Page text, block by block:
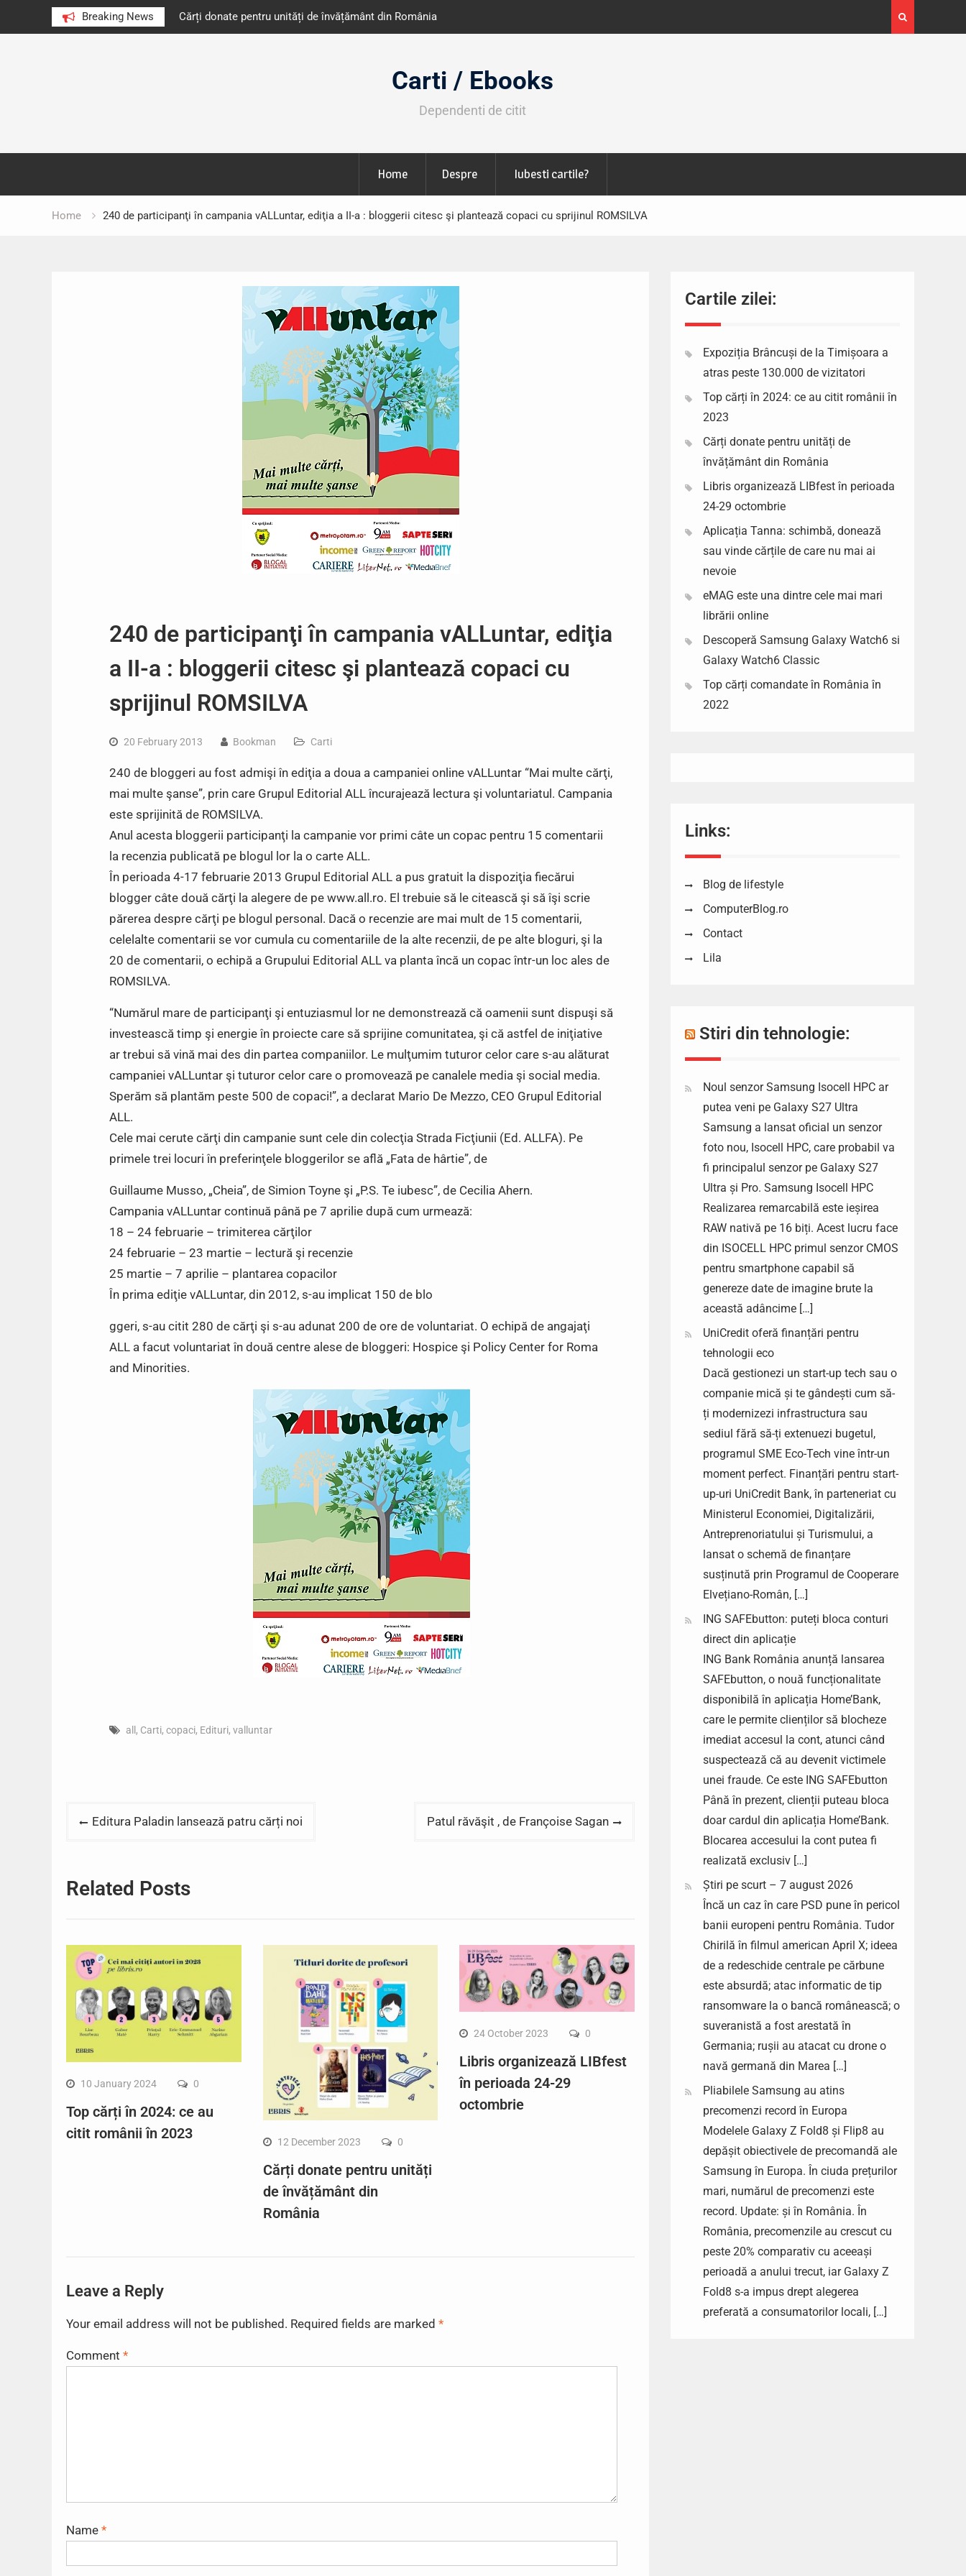
Breaking News
au citit românii în 2023 Cărți donate pentru unități de învățământ din România
octombrie
Expoziția Brâncuși de la Timișoara a atras peste
130.000 de vizitatori
Carti / Ebooks
Dependenti de citit
Home Despre Iubesti cartile?
Home 240 de participanţi în campania vALLuntar, ediţia a II-a : bloggerii citesc şi plantează copaci cu sprijinul ROMSILVA
240 de participanţi în campania vALLuntar, ediţia
a II-a : bloggerii citesc şi plantează copaci cu
sprijinul ROMSILVA
20 February 2013 Bookman Carti
240 de bloggeri au fost admişi în ediţia a doua a campaniei online vALLuntar “Mai multe cărţi,
mai multe şanse”, prin care Grupul Editorial ALL încurajează lectura şi voluntariatul. Campania
este sprijinită de ROMSILVA.
Anul acesta bloggerii participanţi la campanie vor primi câte un copac pentru 15 comentarii
la recenzia publicată pe blogul lor la o carte ALL.
În perioada 4-17 februarie 2013 Grupul Editorial ALL a pus gratuit la dispoziţia fiecărui
blogger câte două cărţi la alegere de pe www.all.ro. El trebuie să le citească şi să îşi scrie
părerea despre cărţi pe blogul personal. Dacă o recenzie are mai mult de 15 comentarii,
celelalte comentarii se vor cumula cu comentariile de la alte recenzii, de pe alte bloguri, şi la
20 de comentarii, o echipă a Grupului Editorial ALL va planta încă un copac într-un loc ales de
ROMSILVA.
“Numărul mare de participanţi şi entuziasmul lor ne demonstrează că oamenii sunt dispuşi să
investească timp şi energie în proiecte care să sprijine comunitatea, şi că astfel de iniţiative
ar trebui să vină mai des din partea companiilor. Le mulţumim tuturor celor care s-au alăturat
campaniei vALLuntar şi tuturor celor care o promovează pe canalele media şi social media.
Sperăm să plantăm peste 500 de copaci!”, a declarat Mario De Mezzo, CEO Grupul Editorial
ALL.
Cele mai cerute cărţi din campanie sunt cele din colecţia Strada Ficţiunii (Ed. ALLFA). Pe
primele trei locuri în preferinţele bloggerilor se află „Fata de hârtie”, de
Guillaume Musso, „Cheia”, de Simion Toyne şi „P.S. Te iubesc”, de Cecilia Ahern.
Campania vALLuntar continuă până pe 7 aprilie după cum urmează:
18 – 24 februarie – trimiterea cărţilor
24 februarie – 23 martie – lectură şi recenzie
25 martie – 7 aprilie – plantarea copacilor
În prima ediţie vALLuntar, din 2012, s-au implicat 150 de blo
ggeri, s-au citit 280 de cărţi şi s-au adunat 200 de ore de voluntariat. O echipă de angajaţi
ALL a facut voluntariat în două centre alese de bloggeri: Hospice şi Policy Center for Roma
and Minorities.
all , Carti, copaci, Edituri, valluntar
PostEditura Paladin lansează patru cărți noi Patul răvăşit , de Françoise Sagan
Related Posts
10 January 2024 0
Top cărți în 2024: ce au
citit românii în 2023
12 December 2023 0
Cărți donate pentru unități
de învățământ din
România
24 October 2023 0
Libris organizează LIBfest
în perioada 24-29
octombrie
Leave a Reply
Your email address will not be published. Required fields are marked *
Comment *
Name *
Cartile zilei:
Expoziția Brâncuși de la Timișoara a
atras peste 130.000 de vizitatori
Top cărți în 2024: ce au citit românii în
2023
Cărți donate pentru unități de
învățământ din România
Libris organizează LIBfest în perioada
24-29 octombrie
Aplicația Tanna: schimbă, donează
sau vinde cărțile de care nu mai ai
nevoie
eMAG este una dintre cele mai mari
librării online
Descoperă Samsung Galaxy Watch6 si
Galaxy Watch6 Classic
Top cărți comandate în România în
2022
Links:
Blog de lifestyle
ComputerBlog.ro
Contact
Lila
Stiri din tehnologie:
Noul senzor Samsung Isocell HPC ar
putea veni pe Galaxy S27 Ultra
Samsung a lansat oficial un senzor
foto nou, Isocell HPC, care probabil va
fi principalul senzor pe Galaxy S27
Ultra și Pro. Samsung Isocell HPC
Realizarea remarcabilă este ieșirea
RAW nativă pe 16 biți. Acest lucru face
din ISOCELL HPC primul senzor CMOS
pentru smartphone capabil să
genereze date de imagine brute la
această adâncime […]
UniCredit oferă finanțări pentru
tehnologii eco
Dacă gestionezi un start-up tech sau o
companie mică și te gândești cum să-
ți modernizezi infrastructura sau
sediul fără să-ți extenuezi bugetul,
programul SME Eco-Tech vine într-un
moment perfect. Finanțări pentru start-
up-uri UniCredit Bank, în parteneriat cu
Ministerul Economiei, Digitalizării,
Antreprenoriatului și Turismului, a
lansat o schemă de finanțare
susținută prin Programul de Cooperare
Elvețiano-Român, […]
ING SAFEbutton: puteți bloca conturi
direct din aplicație
ING Bank România anunță lansarea
SAFEbutton, o nouă funcționalitate
disponibilă în aplicația Home’Bank,
care le permite clienților să blocheze
imediat accesul la cont, atunci când
suspectează că au devenit victimele
unei fraude. Ce este ING SAFEbutton
Până în prezent, clienții puteau bloca
doar cardul din aplicația Home’Bank.
Blocarea accesului la cont putea fi
realizată exclusiv […]
Știri pe scurt – 7 august 2026
Încă un caz în care PSD pune în pericol
banii europeni pentru România. Tudor
Chirilă în filmul american April X; ideea
de a redeschide centrale pe cărbune
este absurdă; atac informatic de tip
ransomware la o bancă românească; o
suveranistă a fost arestată în
Germania; rușii au atacat cu drone o
navă germană din Marea […]
Pliabilele Samsung au atins
precomenzi record în Europa
Modelele Galaxy Z Fold8 și Flip8 au
depășit obiectivele de precomandă ale
Samsung în Europa. În ciuda prețurilor
mari, numărul de precomenzi este
record. Update: și în România. În
România, precomenzile au crescut cu
peste 20% comparativ cu aceeași
perioadă a anului trecut, iar Galaxy Z
Fold8 s-a impus drept alegerea
preferată a consumatorilor locali, […]